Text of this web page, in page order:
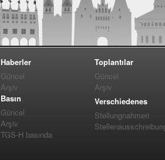
Haberler
Güncel
Arşiv
Basın
Güncel
Arşiv
TGS-H basında
Toplantılar
Güncel
Arşiv
Verschiedenes
Stellungnahmen